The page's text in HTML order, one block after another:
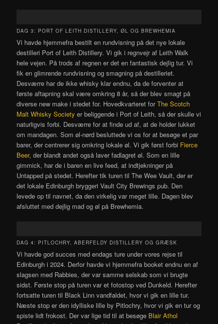
DAG 3: PORT OF LEITH DISTILLERY, ØL OG BREWHEMIA
Vi havde hjemmefra bestilt en rundvisning på det nye lokale
destilleri Port of Leith Distillery. Vi gik i regnvejr af Leith Walk
hele vejen. På trods af regnen er det en fantastisk dejlig tur. Vi
fik en glimrende rundvisning og smagning på destilleriet.
Desværre har de ikke whisky klar endnu, da de forventer at
første aftapning skal være omkring 8 år, så der blev smagt på
diverse new make i stedet for. Hovedkvarteret forThe Scotch
Malt Whisky Society er beliggende i Port of Leith, så der skulle vi
naturligvis forbi. Desværre for at finde ud af, at de holder lukket
om mandagen. Som øl-nørd besluttede vi os for at besøge et par
barer, der centrerer sig omkring lokale øl. Vi gik først forbi Fierce
Beer, der blandt andet også laver fadlagret øl. Som en lille
gimmick, har de i baren en live feed, at indtjekninger på
Untapped på stedet. Herefter tik turen til The Wee Vault, der er
det lokale Edinburgh bryggeri Vault City Brewings pub. Den
levede op til navnet, da den virkelig var meget lille. Dagen blev
afsluttet med dejlig mad og øl på Brewhemia.
DAG 4: PITLOCHRY, ABERFELDY DISTILLERY OG GRÆSK
Vi havde god succes med endags ture under vores rejse til
Edinburgh i 2024. Derfor havde vi hjemmefra booket endnu en af
slagsen med Rabbies, der var samme selskab som vi brugte
sidst. Første stop på turen var et fotostop ved Dunkeld. Herefter
fortsatte turen til Black Linn vandfaldet, hvor vi gik en lille tur.
Næste stop er den idylliske lille by Pitlochry, hvor vi gik en tur og
spiste lidt frokost. Der var lige tid til at besøge Blair Athol